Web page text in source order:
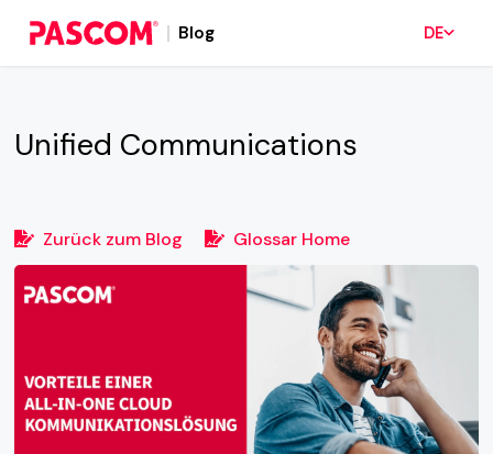
Blog DE
Unified Communications
Zurück zum Blog Glossar Home